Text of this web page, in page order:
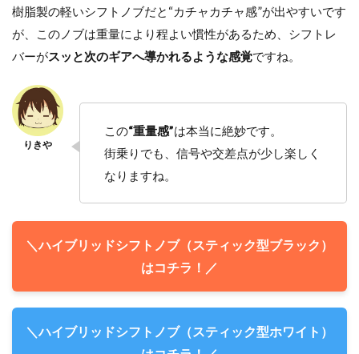
樹脂製の軽いシフトノブだと“カチャカチャ感”が出やすいです
が、このノブは重量により程よい慣性があるため、シフトレ
バーがスッと次のギアへ導かれるような感覚ですね。
この“重量感”は本当に絶妙です。
街乗りでも、信号や交差点が少し楽しく
なりますね。
＼ハイブリッドシフトノブ（スティック型ブラック）
はコチラ！／
＼ハイブリッドシフトノブ（スティック型ホワイト）